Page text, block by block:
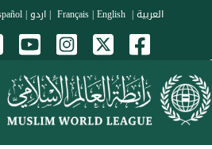
تجاوز إلى المحتوى الرئيسي
العربية|
|English
| اردو|